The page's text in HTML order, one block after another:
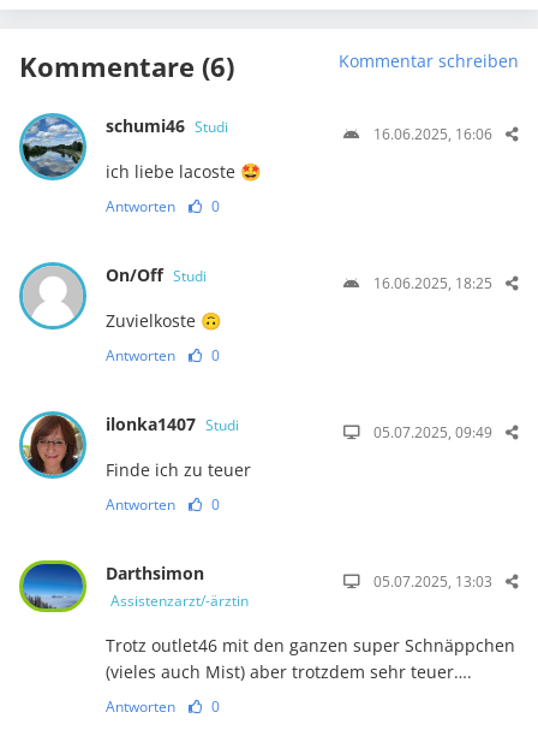
Kommentare (6) Kommentar schreiben
schumi46 Studi 16.06.2025, 16:06
ich liebe lacoste 🤩
Antworten 0
On/Off Studi 16.06.2025, 18:25
Zuvielkoste 🙃
Antworten 0
ilonka1407 Studi 05.07.2025, 09:49
Finde ich zu teuer
Antworten 0
Darthsimon
Assistenzarzt/-ärztin
05.07.2025, 13:03
Trotz outlet46 mit den ganzen super Schnäppchen
(vieles auch Mist) aber trotzdem sehr teuer….
Antworten 0